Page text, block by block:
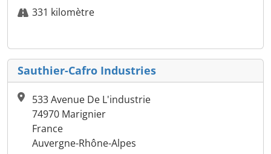
331 kilomètre
Sauthier-Cafro Industries
533 Avenue De L'industrie
74970 Marignier
France
Auvergne-Rhône-Alpes